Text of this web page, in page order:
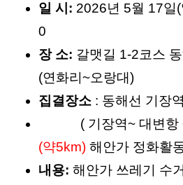
일 시: 2026년 5월 17일
0
장 소: 갈맷길 1-2코스
(연화리~오랑대)
집결장소 : 동해선 기장
( 기장역~ 대변항 ~
(약5km) 해안가 정화활
내용: 해안가 쓰레기 수